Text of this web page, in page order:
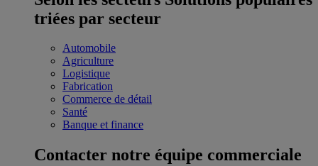
triées par secteur
Automobile
Agriculture
Logistique
Fabrication
Commerce de détail
Santé
Banque et finance
Contacter notre équipe commerciale